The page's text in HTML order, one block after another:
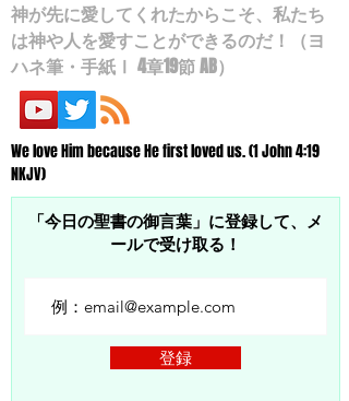
神が先に愛してくれたからこそ、私たち
は神や人を愛すことができるのだ！（ヨ
ハネ筆・手紙Ⅰ 4章19節 AB）
We love Him because He first loved us. (1 John 4:19
NKJV)
「今日の聖書の御言葉」に登録して、メ
ールで受け取る！
登録